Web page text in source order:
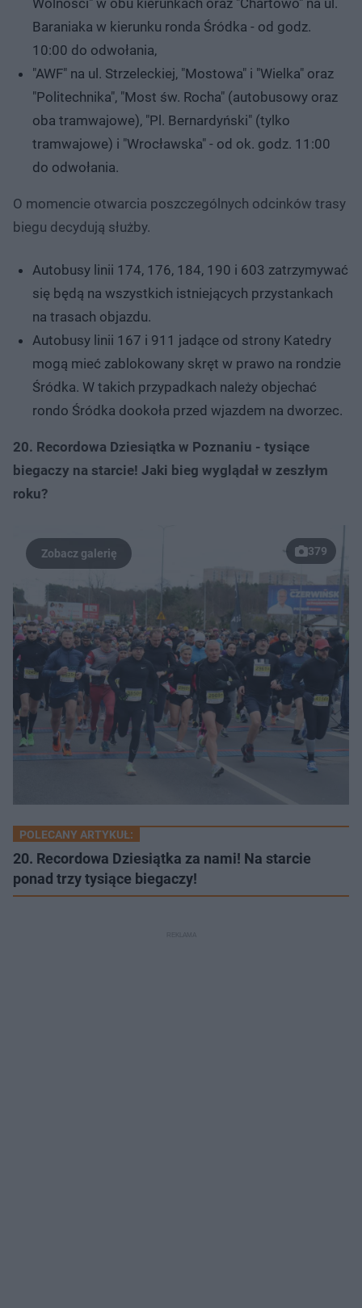
Baraniaka w kierunku ronda Śródka - od godz.
10:00 do odwołania,
"AWF" na ul. Strzeleckiej, "Mostowa" i "Wielka" oraz
"Politechnika", "Most św. Rocha" (autobusowy oraz
oba tramwajowe), "Pl. Bernardyński" (tylko
tramwajowe) i "Wrocławska" - od ok. godz. 11:00
do odwołania.
O momencie otwarcia poszczególnych odcinków trasy
biegu decydują służby.
Autobusy linii 174, 176, 184, 190 i 603 zatrzymywać
się będą na wszystkich istniejących przystankach
na trasach objazdu.
Autobusy linii 167 i 911 jadące od strony Katedry
mogą mieć zablokowany skręt w prawo na rondzie
Śródka. W takich przypadkach należy objechać
rondo Śródka dookoła przed wjazdem na dworzec.
20. Recordowa Dziesiątka w Poznaniu - tysiące
biegaczy na starcie! Jaki bieg wyglądał w zeszłym
roku?
379
POLECANY ARTYKUŁ:
20. Recordowa Dziesiątka za nami! Na starcie
ponad trzy tysiące biegaczy!